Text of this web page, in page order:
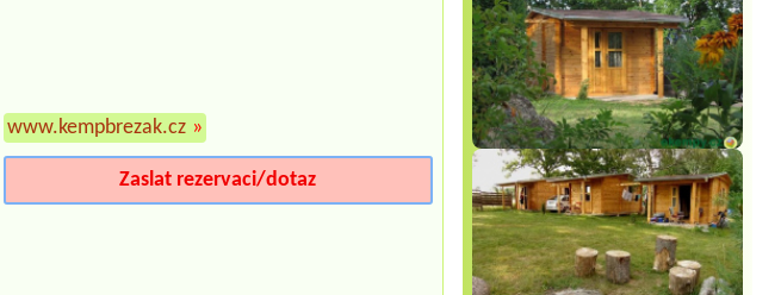
ubytování v ofsajdu
1x chatka 2 osoby
Termín od 2026-08-08 | Koupaliště a
kemp Zákupy
4 místa pro stany, 8 lidí
Termín od 2026-07-31 |Kemp U Fíka -
Nahořany
6L chatka nebo 4L chatka + lůžkoviny
Termín od 2026-08-08 |Kemp U
Ferdinanda
www.kempbrezak.cz »
Zaslat rezervaci/dotaz